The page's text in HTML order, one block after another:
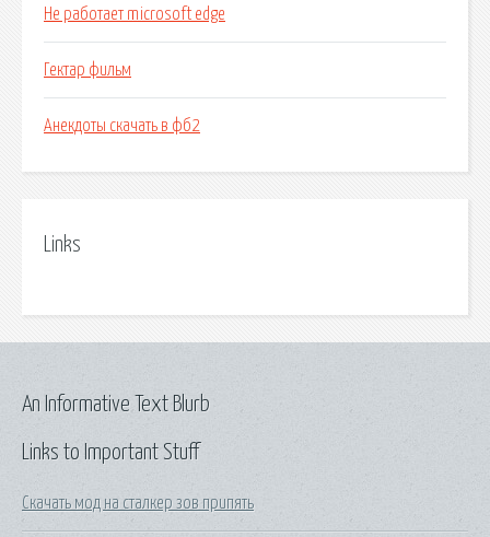
Не работает microsoft edge
Гектар фильм
Анекдоты скачать в фб2
Links
Links to Important Stuff
Скачать мод на сталкер зов припять
An Informative Text Blurb